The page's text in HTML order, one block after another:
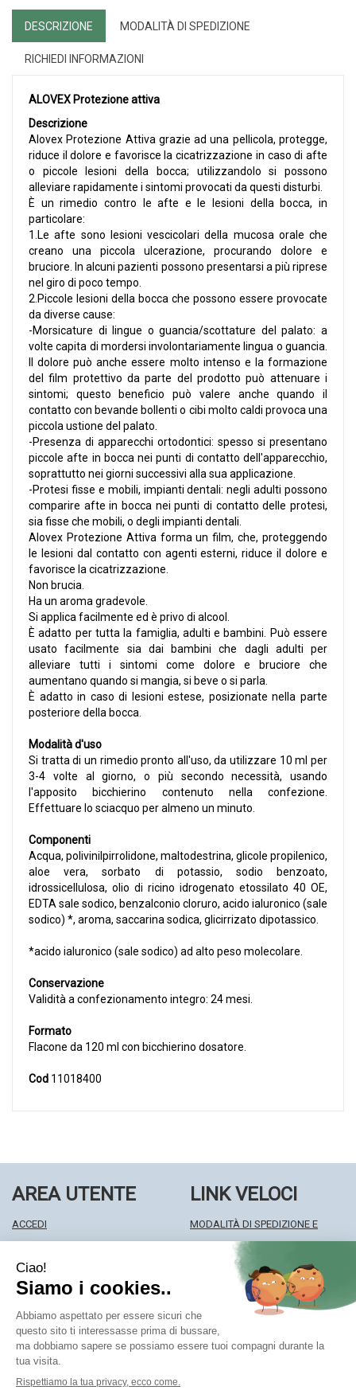
DESCRIZIONE MODALITÀ DI SPEDIZIONE
RICHIEDI INFORMAZIONI
ALOVEX Protezione attiva
Descrizione
Alovex Protezione Attiva grazie ad una pellicola, protegge,
riduce il dolore e favorisce la cicatrizzazione in caso di afte
o piccole lesioni della bocca; utilizzandolo si possono
alleviare rapidamente i sintomi provocati da questi disturbi.
È un rimedio contro le afte e le lesioni della bocca, in
particolare:
1.Le afte sono lesioni vescicolari della mucosa orale che
creano una piccola ulcerazione, procurando dolore e
bruciore. In alcuni pazienti possono presentarsi a più riprese
nel giro di poco tempo.
2.Piccole lesioni della bocca che possono essere provocate
da diverse cause:
-Morsicature di lingue o guancia/scottature del palato: a
volte capita di mordersi involontariamente lingua o guancia.
Il dolore può anche essere molto intenso e la formazione
del film protettivo da parte del prodotto può attenuare i
sintomi; questo beneficio può valere anche quando il
contatto con bevande bollenti o cibi molto caldi provoca una
piccola ustione del palato.
-Presenza di apparecchi ortodontici: spesso si presentano
piccole afte in bocca nei punti di contatto dell'apparecchio,
soprattutto nei giorni successivi alla sua applicazione.
-Protesi fisse e mobili, impianti dentali: negli adulti possono
comparire afte in bocca nei punti di contatto delle protesi,
sia fisse che mobili, o degli impianti dentali.
Alovex Protezione Attiva forma un film, che, proteggendo
le lesioni dal contatto con agenti esterni, riduce il dolore e
favorisce la cicatrizzazione.
Non brucia.
Ha un aroma gradevole.
Si applica facilmente ed è privo di alcool.
È adatto per tutta la famiglia, adulti e bambini. Può essere
usato facilmente sia dai bambini che dagli adulti per
alleviare tutti i sintomi come dolore e bruciore che
aumentano quando si mangia, si beve o si parla.
È adatto in caso di lesioni estese, posizionate nella parte
posteriore della bocca.
Modalità d'uso
Si tratta di un rimedio pronto all'uso, da utilizzare 10 ml per
3-4 volte al giorno, o più secondo necessità, usando
l'apposito bicchierino contenuto nella confezione.
Effettuare lo sciacquo per almeno un minuto.
Componenti
Acqua, polivinilpirrolidone, maltodestrina, glicole propilenico,
aloe vera, sorbato di potassio, sodio benzoato,
idrossicellulosa, olio di ricino idrogenato etossilato 40 OE,
EDTA sale sodico, benzalconio cloruro, acido ialuronico (sale
sodico) *, aroma, saccarina sodica, glicirrizato dipotassico.
*acido ialuronico (sale sodico) ad alto peso molecolare.
Conservazione
Validità a confezionamento integro: 24 mesi.
Formato
Flacone da 120 ml con bicchierino dosatore.
Cod 11018400
AREA UTENTE
ACCEDI
WISHLIST
ISCRIZIONE ALLA NEWSLETTER
LINK VELOCI
MODALITÀ DI SPEDIZIONE E
MODALITÀ DI PAGAMENTO
INFORMATIVA PRIVACY
CONDIZIONI DI VENDITA
Farmacia Centrale Srl
Numero R.E.A.: CO327309